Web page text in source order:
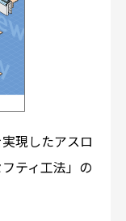
現したアスロ
ティ工法」の